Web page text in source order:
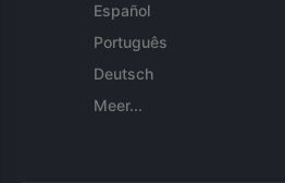
Español
Português
Deutsch
Meer...